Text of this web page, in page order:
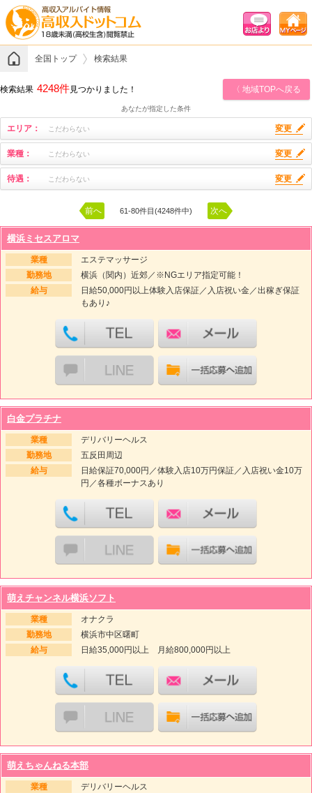
全国トップ 検索結果
検索結果 4248件見つかりました！ 〈 地域TOPへ戻る
あなたが指定した条件
エリア： こだわらない 変更
業種： こだわらない 変更
待遇： こだわらない 変更
前へ 61-80件目(4248件中) 次へ
横浜ミセスアロマ
業種
エステマッサージ
勤務地
横浜（関内）近郊／※NGエリア指定可能！
給与
日給50,000円以上体験入店保証／入店祝い金／出稼ぎ保証
もあり♪
白金プラチナ
業種
デリバリーヘルス
勤務地
五反田周辺
給与
日給保証70,000円／体験入店10万円保証／入店祝い金10万
円／各種ボーナスあり
萌えチャンネル横浜ソフト
業種
オナクラ
勤務地
横浜市中区曙町
給与
日給35,000円以上 月給800,000円以上
萌えちゃんねる本部
業種
デリバリーヘルス